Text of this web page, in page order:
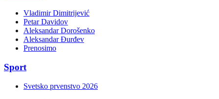
Vladimir Dimitrijević
Petar Davidov
Aleksandar Dorošenko
Aleksandar Đurđev
Prenosimo
Sport
Svetsko prvenstvo 2026